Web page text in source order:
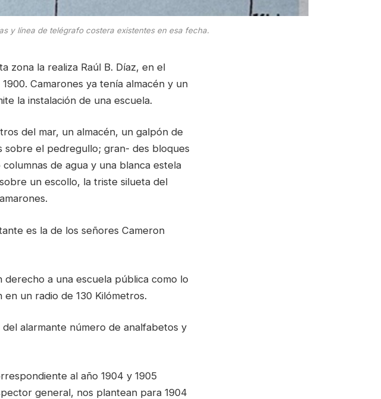
y línea de telégrafo costera existentes en esa fecha.
zona la realiza Raúl B. Díaz, en el
Camarones ya tenía almacén y un
la instalación de una escuela.
del mar, un almacén, un galpón de
sobre el pedregullo; gran- des bloques
de agua y una blanca estela
un escollo, la triste silueta del
es la de los señores Cameron
derecho a una escuela pública como lo
un radio de 130 Kilómetros.
alarmante número de analfabetos y
al año 1904 y 1905
general, nos plantean para 1904